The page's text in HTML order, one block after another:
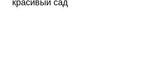
красивый сад